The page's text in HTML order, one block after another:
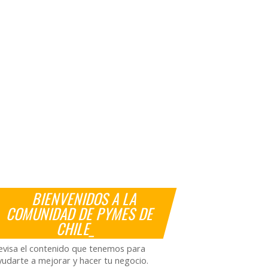
BIENVENIDOS A LA
COMUNIDAD DE PYMES DE
CHILE_
el contenido que tenemos para
a mejorar y hacer tu negocio.